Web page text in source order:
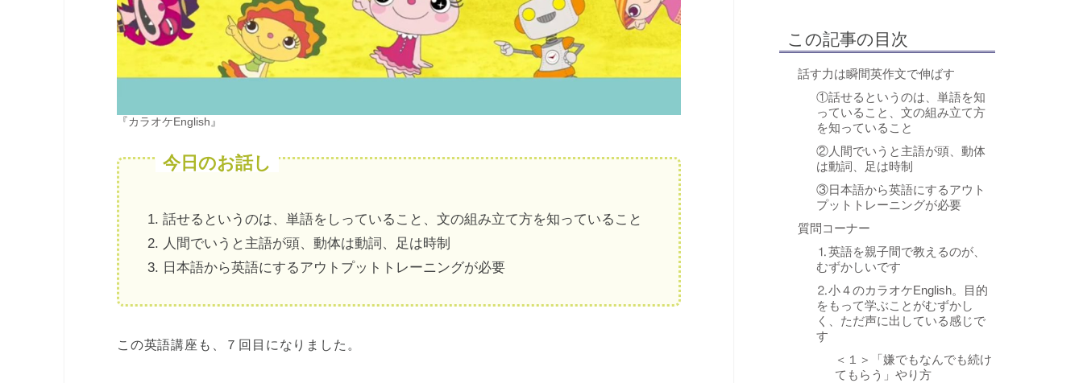
『カラオケEnglish』
今日のお話し
1. 話せるというのは、単語をしっていること、文の組み立て方を知っていること
2. 人間でいうと主語が頭、動体は動詞、足は時制
3. 日本語から英語にするアウトプットトレーニングが必要
この英語講座も、７回目になりました。
この記事の目次
話す力は瞬間英作文で伸ばす
①話せるというのは、単語を知
っていること、文の組み立て方
を知っていること
②人間でいうと主語が頭、動体
は動詞、足は時制
③日本語から英語にするアウト
プットトレーニングが必要
質問コーナー
⒈英語を親子間で教えるのが、
むずかしいです
⒉小４のカラオケEnglish。目的
をもって学ぶことがむずかし
く、ただ声に出している感じで
す
＜１＞「嫌でもなんでも続け
てもらう」やり方